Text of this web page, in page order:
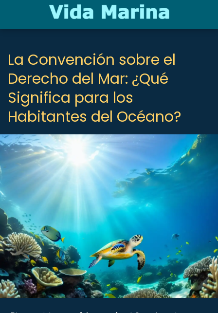
La Convención sobre el
Derecho del Mar: ¿Qué
Significa para los
Habitantes del Océano?